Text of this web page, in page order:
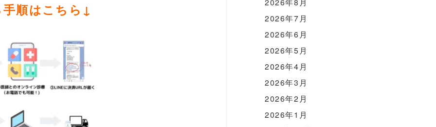
順はこちら↓
2026年7月
2026年6月
2026年5月
2026年4月
2026年3月
2026年2月
2026年1月